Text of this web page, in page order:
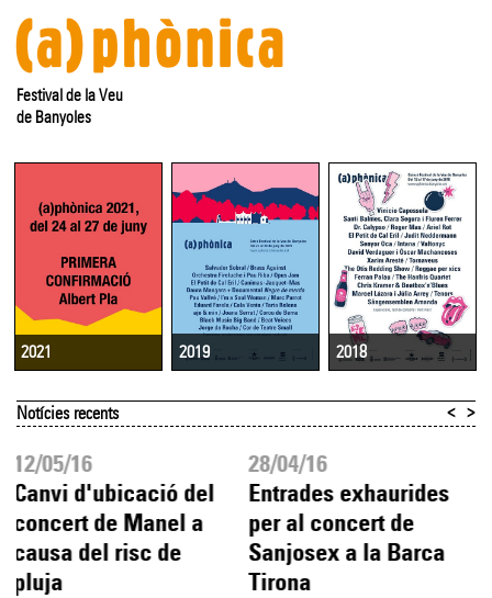
Festival de la Veu
de Banyoles
2021 2019 2018
Notícies recents
12/05/16
Canvi d'ubicació del
concert de Manel a
causa del risc de
pluja
28/04/16
Entrades exhaurides
per al concert de
Sanjosex a la Barca
Tirona
< >